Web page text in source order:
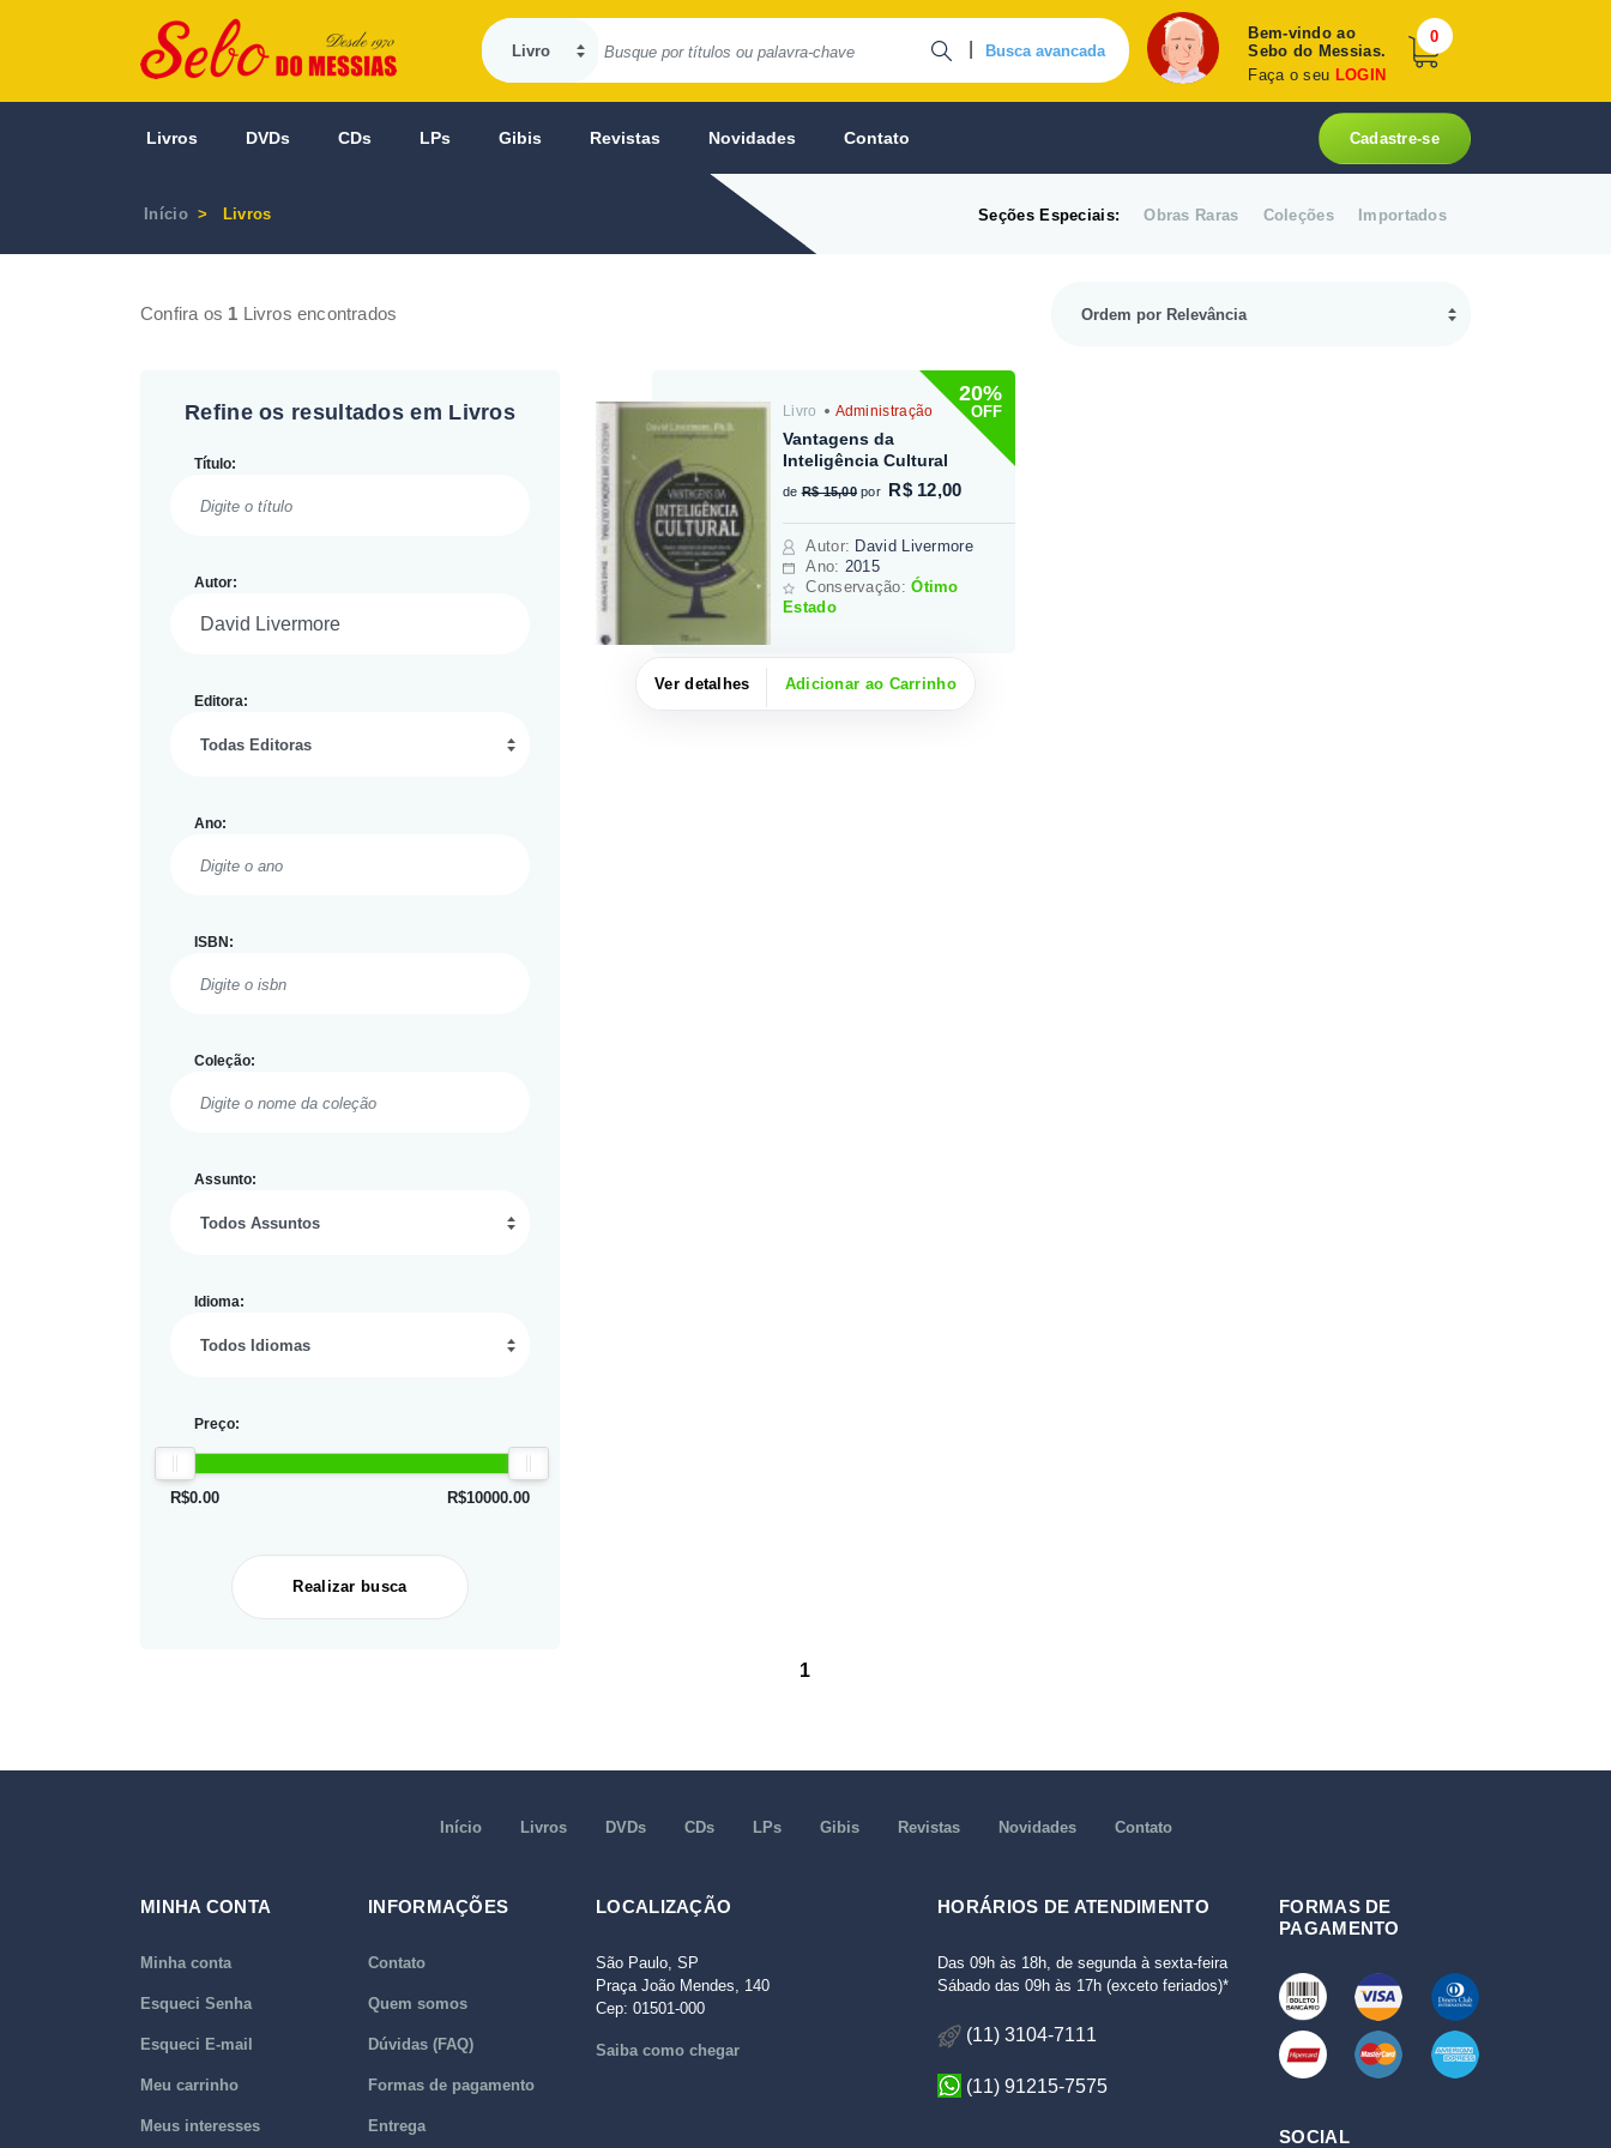
Busca avancada
Bem-vindo ao
Sebo do Messias.
Faça o seu LOGIN
0
Livros DVDs CDs LPs Gibis Revistas Novidades Contato Cadastre-se
Início Livros Seções Especiais: Obras Raras Coleções Importados
Confira os 1 Livros encontrados
Refine os resultados em Livros
Título:
Autor:
Editora:
Ano:
ISBN:
Coleção:
Assunto:
Idioma:
Preço:
R$0.00 R$10000.00
20%
OFF
Livro Administração
Vantagens da
Inteligência Cultural
de R$ 15,00 por R$ 12,00
Autor: David Livermore
Ano: 2015
Conservação:Ótimo
Estado
Ver detalhes Adicionar ao Carrinho
1
Início Livros DVDs CDs LPs Gibis Revistas Novidades Contato
MINHA CONTA
Minha conta
Esqueci Senha
Esqueci E-mail
Meu carrinho
Meus interesses
INFORMAÇÕES
Contato
Quem somos
Dúvidas (FAQ)
Formas de pagamento
Entrega
LOCALIZAÇÃO
São Paulo, SP
Praça João Mendes, 140
Cep: 01501-000
Saiba como chegar
HORÁRIOS DE ATENDIMENTO
Das 09h às 18h, de segunda à sexta-feira
Sábado das 09h às 17h (exceto feriados)*
(11) 3104-7111
(11) 91215-7575
FORMAS DE
PAGAMENTO
SOCIAL